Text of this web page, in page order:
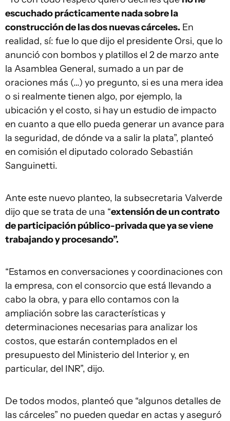
escuchado prácticamente nada sobre la
construcción de las dos nuevas cárceles. En
realidad, sí: fue lo que dijo el presidente Orsi, que lo
anunció con bombos y platillos el 2 de marzo ante
la Asamblea General, sumado a un par de
oraciones más (…) yo pregunto, si es una mera idea
o si realmente tienen algo, por ejemplo, la
ubicación y el costo, si hay un estudio de impacto
en cuanto a que ello pueda generar un avance para
la seguridad, de dónde va a salir la plata”, planteó
en comisión el diputado colorado Sebastián
Sanguinetti.
Ante este nuevo planteo, la subsecretaria Valverde
dijo que se trata de una “extensión de un contrato
de participación público-privada que ya se viene
trabajando y procesando”.
“Estamos en conversaciones y coordinaciones con
la empresa, con el consorcio que está llevando a
cabo la obra, y para ello contamos con la
ampliación sobre las características y
determinaciones necesarias para analizar los
costos, que estarán contemplados en el
presupuesto del Ministerio del Interior y, en
particular, del INR”, dijo.
De todos modos, planteó que “algunos detalles de
las cárceles” no pueden quedar en actas y aseguró